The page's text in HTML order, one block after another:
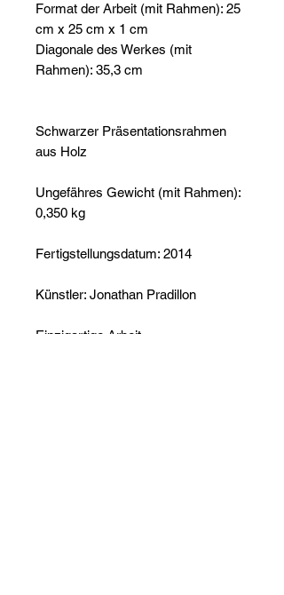
Format der Arbeit (mit Rahmen): 25
cm x 25 cm x 1 cm
Diagonale des Werkes (mit
Rahmen): 35,3 cm
Schwarzer Präsentationsrahmen
aus Holz
Ungefähres Gewicht (mit Rahmen):
0,350 kg
Fertigstellungsdatum: 2014
Künstler: Jonathan Pradillon
Einzigartige Arbeit